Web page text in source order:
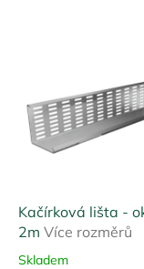
Kačírková lišta -
2m Více rozměrů
Skladem